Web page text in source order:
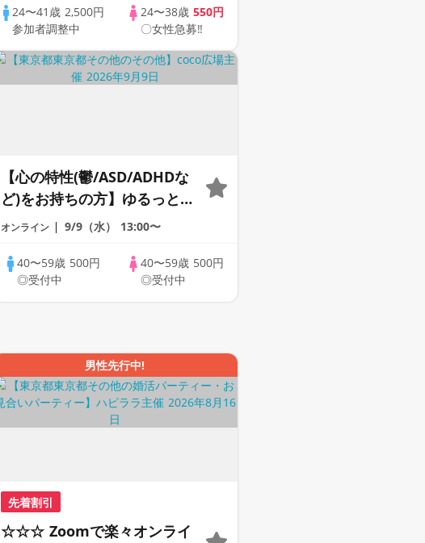
アルなオンライン婚活☆全国
の方が対象☆司会進行あり♪♪
24〜41歳2,500円
参加者調整中
24〜38歳 550円
〇女性急募‼
【心の特性(鬱/ASD/ADHDな
ど)をお持ちの方】ゆるっとお
話し会《40代50代限定》＠オ
オンライン 9/9（水） 13:00〜
40〜59歳 500円
◎受付中
40〜59歳 500円
◎受付中
男性先行中!
先着割引
☆☆☆ Zoomで楽々オンライ